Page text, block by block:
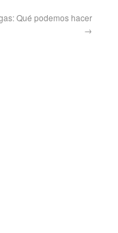
Qué podemos hacer
→